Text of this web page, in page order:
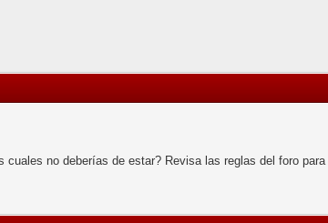
no deberías de estar? Revisa las reglas del foro